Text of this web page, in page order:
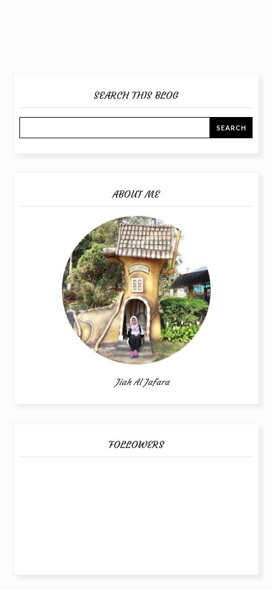
SEARCH THIS BLOG
ABOUT ME
Jiah Al Jafara
FOLLOWERS